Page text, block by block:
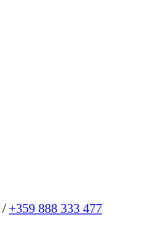
/+359 888 333 477